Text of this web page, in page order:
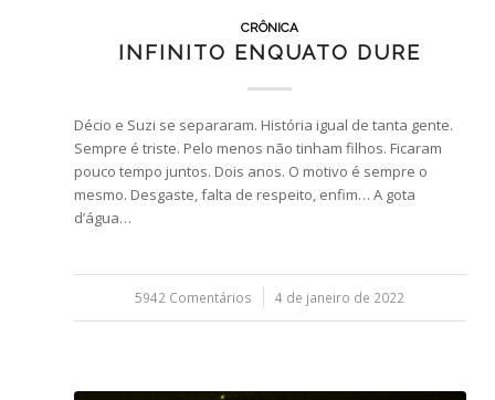
CRÔNICA
INFINITO ENQUATO DURE
Décio e Suzi se separaram. História igual de tanta gente.
Sempre é triste. Pelo menos não tinham filhos. Ficaram
pouco tempo juntos. Dois anos. O motivo é sempre o
mesmo. Desgaste, falta de respeito, enfim… A gota
d’água…
5942 Comentários
/ 4 de janeiro de 2022